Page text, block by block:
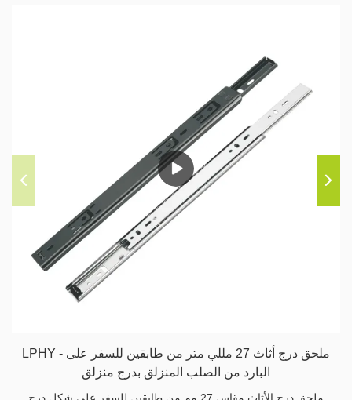
LPHY - ملحق درج أثاث 27 مللي متر من طابقين للسفر على
البارد من الصلب المنزلق بدرج منزلق